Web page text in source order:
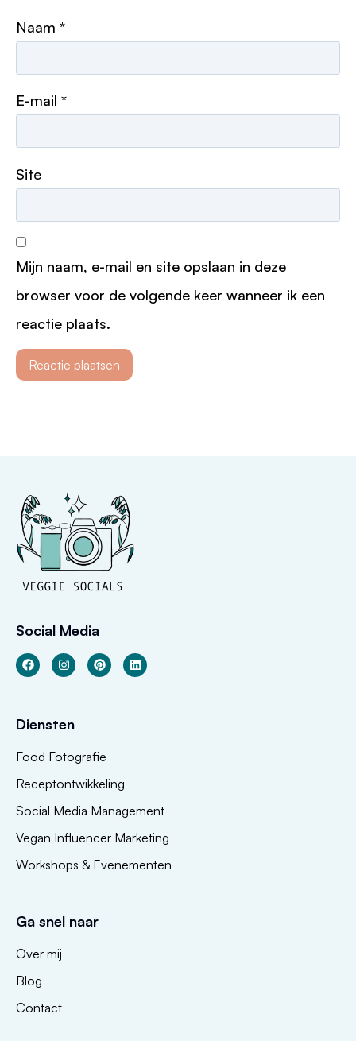
Naam *
E-mail *
Site
Mijn naam, e-mail en site opslaan in deze
browser voor de volgende keer wanneer ik een
reactie plaats.
Social Media
Diensten
Food Fotografie
Receptontwikkeling
Social Media Management
Vegan Influencer Marketing
Workshops & Evenementen
Ga snel naar
Over mij
Blog
Contact